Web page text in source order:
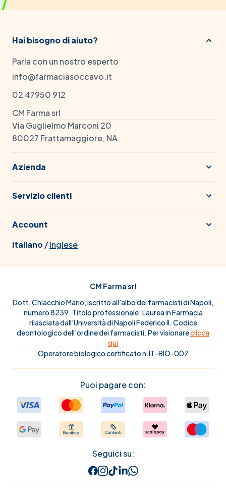
Hai bisogno di aiuto?
Parla con un nostro esperto
info@farmaciasoccavo.it
02 47950 912
CM Farma srl
Via Guglielmo Marconi 20
80027 Frattamaggiore, NA
Azienda
Servizio clienti
Account
Italiano/Inglese
CM Farma srl
Dott. Chiacchio Mario, iscritto all'albo dei farmacisti di Napoli,
numero 8239. Titolo professionale: Laurea in Farmacia
rilasciata dall'Università di Napoli Federico II. Codice
deontologico dell'ordine dei farmacisti. Per visionareclicca
qui
Operatore biologico certificato n.IT-BIO-007
Puoi pagare con:
Seguici su: